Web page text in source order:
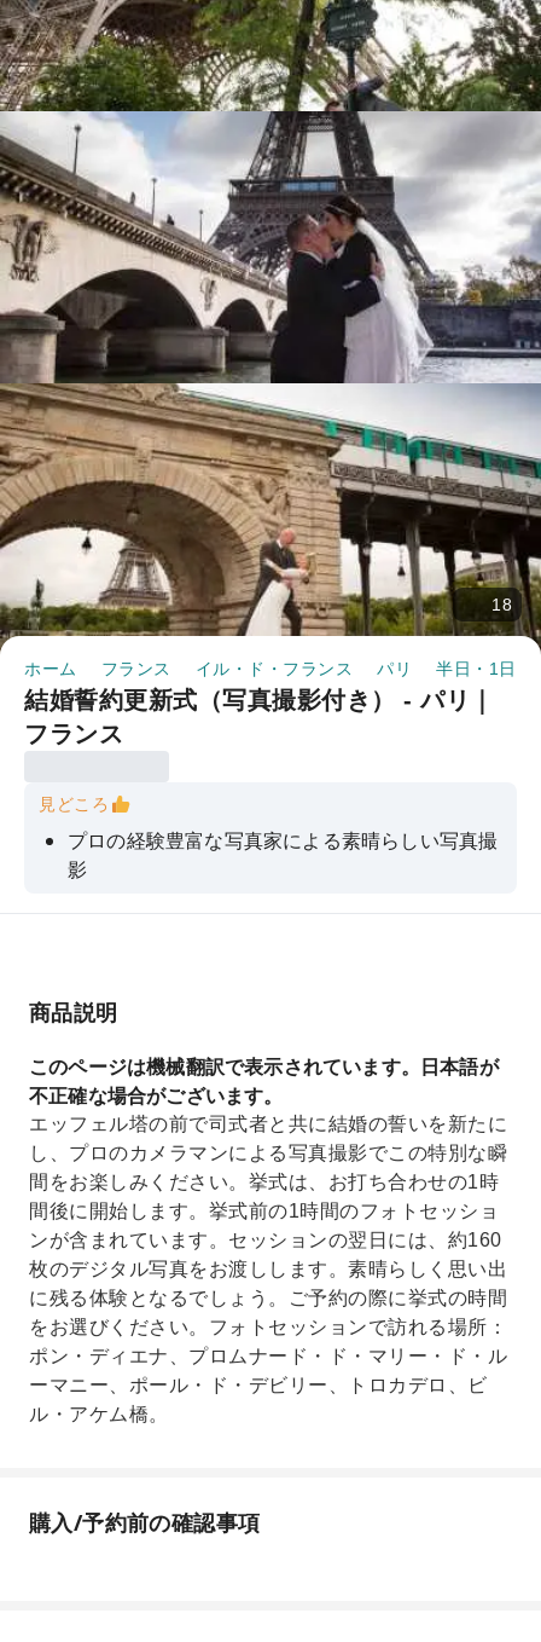
18
ホーム フランス イル・ド・フランス パリ 半日・1日ツ
結婚誓約更新式（写真撮影付き） - パリ｜
フランス
見どころ
プロの経験豊富な写真家による素晴らしい写真撮
影
式典中に温かく優しい司式者から語られた、素晴
かもすべてレタッチ済みです！
商品説明
このページは機械翻訳で表示されています。日本語が
不正確な場合がございます。
エッフェル塔の前で司式者と共に結婚の誓いを新たに
し、プロのカメラマンによる写真撮影でこの特別な瞬
間をお楽しみください。挙式は、お打ち合わせの1時
間後に開始します。挙式前の1時間のフォトセッショ
ンが含まれています。セッションの翌日には、約160
枚のデジタル写真をお渡しします。素晴らしく思い出
に残る体験となるでしょう。ご予約の際に挙式の時間
をお選びください。フォトセッションで訪れる場所：
ポン・ディエナ、プロムナード・ド・マリー・ド・ル
ーマニー、ポール・ド・デビリー、トロカデロ、ビ
ル・アケム橋。
購入/予約前の確認事項